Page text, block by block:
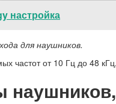
настройка
для наушников.
частот от 10 Гц до 48